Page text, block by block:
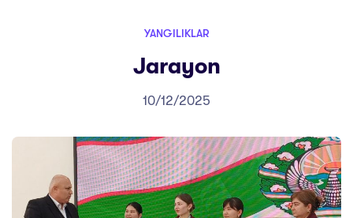
YANGILIKLAR
Jarayon
10/12/2025